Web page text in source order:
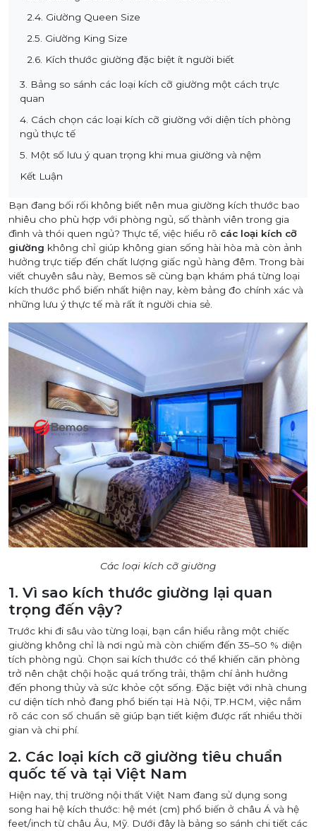
2.4. Giường Queen Size
2.5. Giường King Size
2.6. Kích thước giường đặc biệt ít người biết
3. Bảng so sánh các loại kích cỡ giường một cách trực
quan
4. Cách chọn các loại kích cỡ giường với diện tích phòng
ngủ thực tế
5. Một số lưu ý quan trọng khi mua giường và nệm
Kết Luận
Bạn đang bối rối không biết nên mua giường kích thước bao
nhiêu cho phù hợp với phòng ngủ, số thành viên trong gia
đình và thói quen ngủ? Thực tế, việc hiểu rõ các loại kích cỡ
giường không chỉ giúp không gian sống hài hòa mà còn ảnh
hưởng trực tiếp đến chất lượng giấc ngủ hàng đêm. Trong bài
viết chuyên sâu này, Bemos sẽ cùng bạn khám phá từng loại
kích thước phổ biến nhất hiện nay, kèm bảng đo chính xác và
những lưu ý thực tế mà rất ít người chia sẻ.
Các loại kích cỡ giường
1. Vì sao kích thước giường lại quan
trọng đến vậy?
Trước khi đi sâu vào từng loại, bạn cần hiểu rằng một chiếc
giường không chỉ là nơi ngủ mà còn chiếm đến 35–50 % diện
tích phòng ngủ. Chọn sai kích thước có thể khiến căn phòng
trở nên chật chội hoặc quá trống trải, thậm chí ảnh hưởng
đến phong thủy và sức khỏe cột sống. Đặc biệt với nhà chung
cư diện tích nhỏ đang phổ biến tại Hà Nội, TP.HCM, việc nắm
rõ các con số chuẩn sẽ giúp bạn tiết kiệm được rất nhiều thời
gian và chi phí.
2. Các loại kích cỡ giường tiêu chuẩn
quốc tế và tại Việt Nam
Hiện nay, thị trường nội thất Việt Nam đang sử dụng song
song hai hệ kích thước: hệ mét (cm) phổ biến ở châu Á và hệ
feet/inch từ châu Âu, Mỹ. Dưới đây là bảng so sánh chi tiết các